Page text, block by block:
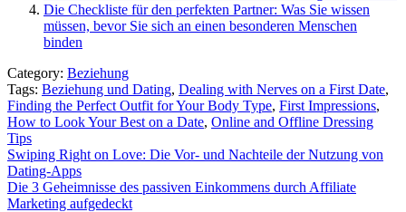
Die Checkliste für den perfekten Partner: Was Sie wissen
müssen, bevor Sie sich an einen besonderen Menschen
binden
Category: Beziehung
Tags: Beziehung und Dating, Dealing with Nerves on a First Date,
Finding the Perfect Outfit for Your Body Type, First Impressions,
How to Look Your Best on a Date, Online and Offline Dressing
Tips
Beitragsnavigation
Swiping Right on Love: Die Vor- und Nachteile der Nutzung von
Dating-Apps
Die 3 Geheimnisse des passiven Einkommens durch Affiliate
Marketing aufgedeckt